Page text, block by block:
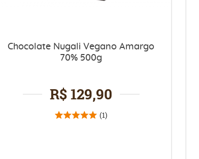
Chocolate Nugali Vegano Amargo
70% 500g
R$ 129,90
(1)